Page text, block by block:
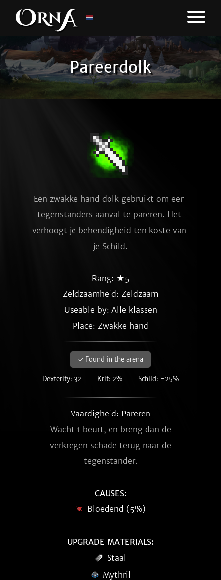
Pareerdolk
Een zwakke hand dolk gebruikt om een
tegenstanders aanval te pareren. Het
verhoogt je behendigheid ten koste van
je Schild.
Rang: ★5
Zeldzaamheid: Zeldzaam
Useable by: Alle klassen
Place: Zwakke hand
✓ Found in the arena
Dexterity: 32 Krit: 2% Schild: -25%
Vaardigheid: Pareren
Wacht 1 beurt, en breng dan de
verkregen schade terug naar de
tegenstander.
CAUSES:
Bloedend (5%)
UPGRADE MATERIALS:
Staal
Mythril